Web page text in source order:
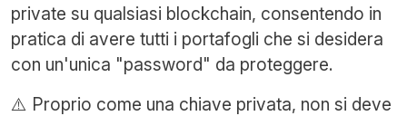
private su qualsiasi blockchain, consentendo in
pratica di avere tutti i portafogli che si desidera
con un'unica "password" da proteggere.
⚠️ Proprio come una chiave privata, non si deve